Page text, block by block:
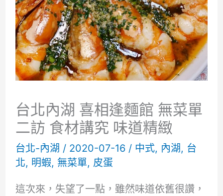
台北內湖 喜相逢麵館 無菜單
二訪 食材講究 味道精緻
台北-內湖 / 2020-07-16 / 中式, 內湖, 台
北, 明蝦, 無菜單, 皮蛋
這次來，失望了一點，雖然味道依舊很讚，